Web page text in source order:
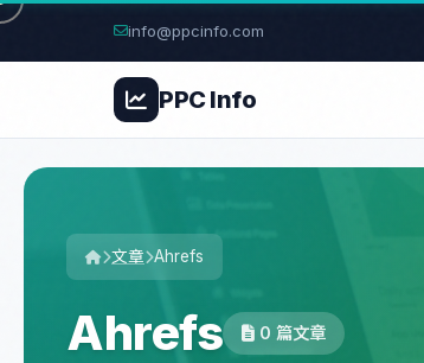
info@ppcinfo.com
PPCInfo
文章 Ahrefs
Ahrefs 0 篇文章